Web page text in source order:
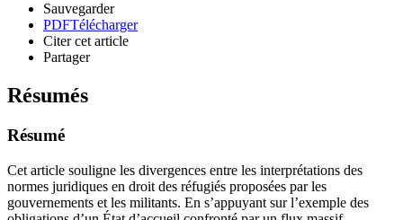
Sauvegarder
PDFTélécharger
Citer cet article
Partager
Résumés
Résumé
Cet article souligne les divergences entre les interprétations des
normes juridiques en droit des réfugiés proposées par les
gouvernements et les militants. En s’appuyant sur l’exemple des